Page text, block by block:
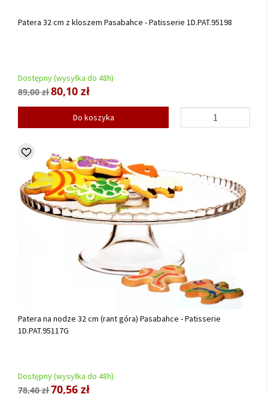
Patera 32 cm z kloszem Pasabahce - Patisserie 1D.PAT.95198
Dostępny (wysyłka do 48h)
89,00 zł80,10 zł
Do koszyka
Patera na nodze 32 cm (rant góra) Pasabahce - Patisserie
1D.PAT.95117G
Dostępny (wysyłka do 48h)
78,40 zł70,56 zł